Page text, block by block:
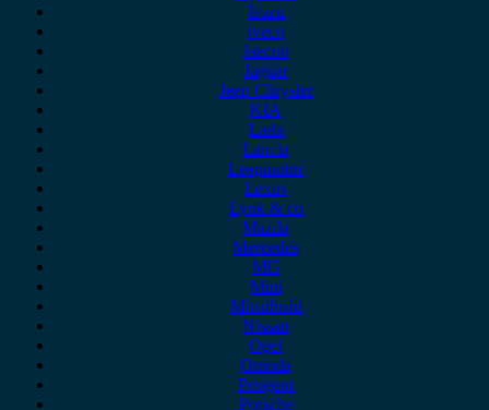
Isuzu
iveco
Jaecoo
Jaguar
Jeep Chrysler
KIA
Lada
Lancia
Leapmotor
Lexus
Lynk & co
Mazda
Mercedes
MG
Mini
Mitsubishi
Nissan
Opel
Omoda
Peugeot
Porsche